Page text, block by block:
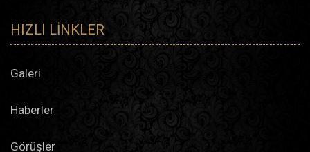
HIZLI LINKLER
Galeri
Haberler
Görüşler